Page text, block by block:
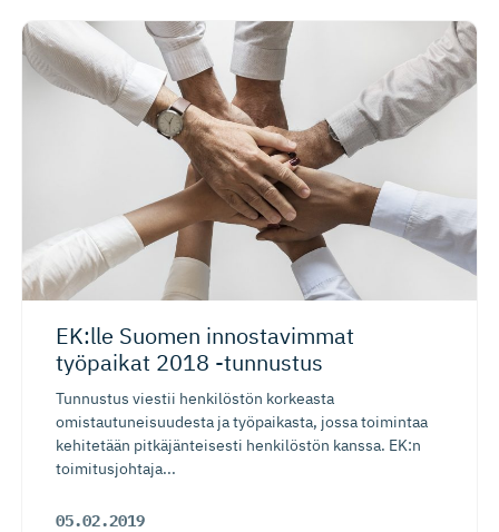
EK:lle Suomen innostavimmat
työpaikat 2018 -tunnustus
Tunnustus viestii henkilöstön korkeasta
omistautuneisuudesta ja työpaikasta, jossa toimintaa
kehitetään pitkäjänteisesti henkilöstön kanssa. EK:n
toimitusjohtaja...
05.02.2019